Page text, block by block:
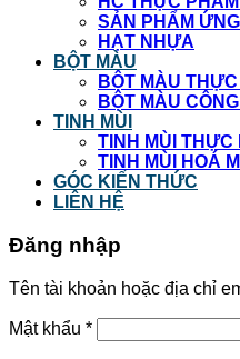
SẢN PHẨM
HẠT NHỰA
BỘT MÀU
BỘT MÀU
BỘT MÀU
TINH MÙI
TINH MÙI THỰC
TINH MÙI HOÁ
GÓC KIẾN THỨC
LIÊN HỆ
Đăng nhập
Tên tài khoản hoặc địa chỉ
Mật khẩu *